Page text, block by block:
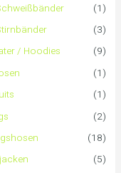
(1)
(3)
/ Hoodies
(9)
(1)
(1)
(2)
(18)
(5)